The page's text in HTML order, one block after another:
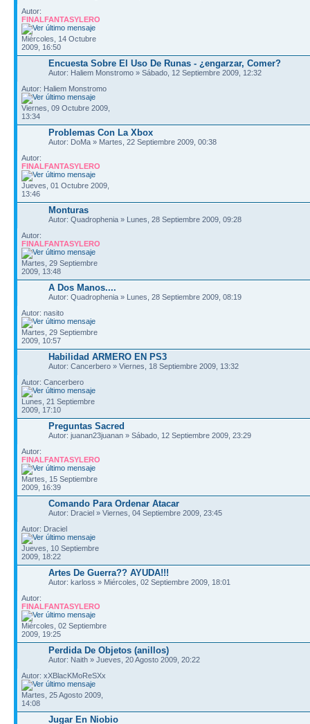
Autor:
FINALFANTASYLERO
Miércoles, 14 Octubre
2009, 16:50
Encuesta Sobre El Uso De Runas - ¿engarzar, Comer?
Autor: Haliem Monstromo » Sábado, 12 Septiembre 2009, 12:32
Autor: Haliem Monstromo
Viernes, 09 Octubre 2009,
13:34
Problemas Con La Xbox
Autor: DoMa » Martes, 22 Septiembre 2009, 00:38
Autor:
FINALFANTASYLERO
Jueves, 01 Octubre 2009,
13:46
Monturas
Autor: Quadrophenia » Lunes, 28 Septiembre 2009, 09:28
Autor:
FINALFANTASYLERO
Martes, 29 Septiembre
2009, 13:48
A Dos Manos....
Autor: Quadrophenia » Lunes, 28 Septiembre 2009, 08:19
Autor: nasito
Martes, 29 Septiembre
2009, 10:57
Habilidad ARMERO EN PS3
Autor: Cancerbero » Viernes, 18 Septiembre 2009, 13:32
Autor: Cancerbero
Lunes, 21 Septiembre
2009, 17:10
Preguntas Sacred
Autor: juanan23juanan » Sábado, 12 Septiembre 2009, 23:29
Autor:
FINALFANTASYLERO
Martes, 15 Septiembre
2009, 16:39
Comando Para Ordenar Atacar
Autor: Draciel » Viernes, 04 Septiembre 2009, 23:45
Autor: Draciel
Jueves, 10 Septiembre
2009, 18:22
Artes De Guerra?? AYUDA!!!
Autor: karloss » Miércoles, 02 Septiembre 2009, 18:01
Autor:
FINALFANTASYLERO
Miércoles, 02 Septiembre
2009, 19:25
Perdida De Objetos (anillos)
Autor: Naith » Jueves, 20 Agosto 2009, 20:22
Autor: xXBlacKMoReSXx
Martes, 25 Agosto 2009,
14:08
Jugar En Niobio